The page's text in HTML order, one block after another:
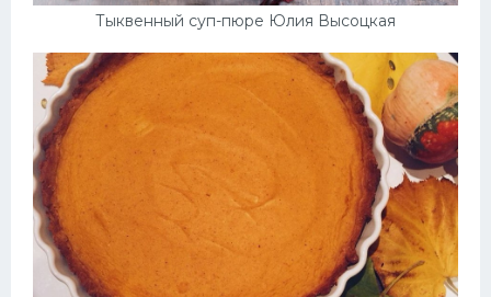
Тыквенный суп-пюре Юлия Высоцкая